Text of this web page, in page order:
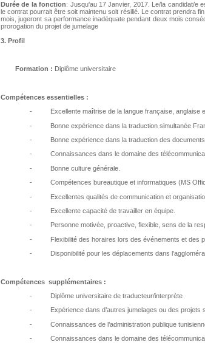
Durée de la fonction: Jusqu'au 17 Janvier, 2017. Le/la candidat/e
le contrat pourrait être soit maintenu soit résilié. Le contrat prendra
mois, jugeront sa performance inadéquate pendant deux mois
prorogation du projet de jumelage
3. Profil
Formation : Diplôme universitaire
Compétences essentielles :
- Excellente maîtrise de la langue française, anglaise et
- Bonne expérience dans la traduction simultanée
- Bonne expérience dans la traduction des documents
- Connaissances dans le domaine des
- Bonne culture générale.
- Compétences bureautique et informatiques (MS
- Excellentes qualités de communication et
- Excellente capacité de travailler en équipe.
- Personne motivée, proactive, flexible, sens de la
- Flexibilité des horaires lors des événements et des
- Disponibilité pour les déplacements dans
Compétences supplémentaires :
- Diplôme universitaire de traducteur/interprète
- Expérience dans d’autres jumelages ou des projets
- Connaissances de l’administration publique
- Connaissances dans le domaine des